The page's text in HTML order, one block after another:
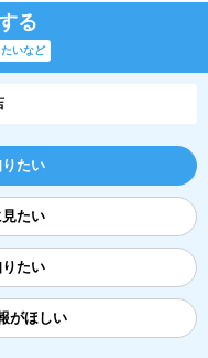
る
いなど
たい
たい
たい
がほしい